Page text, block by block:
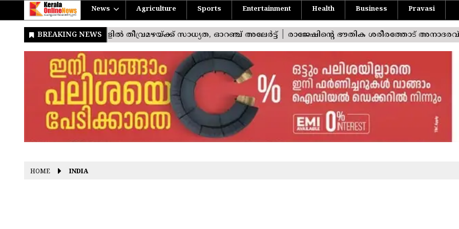
News Agriculture Sports Entertainment Health Business Pravasi
HOME INDIA